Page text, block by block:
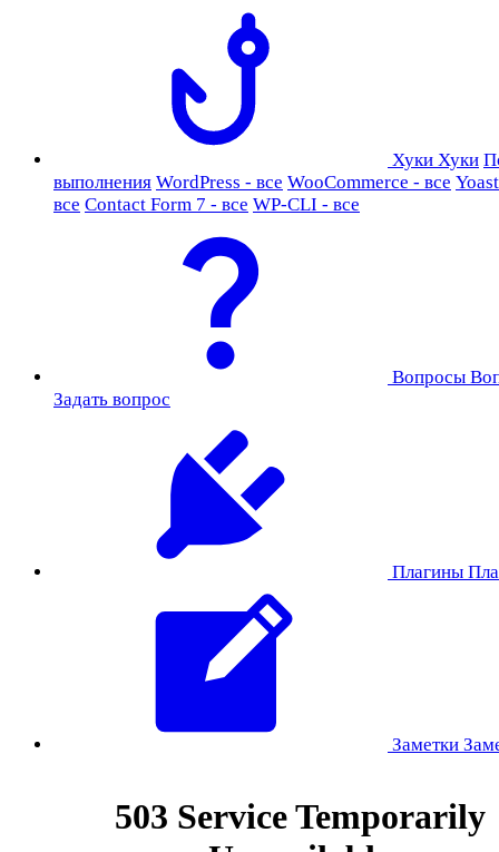
Хуки Хуки
выполнения WordPress - все WooCommerce - все
все Contact Form 7 - все WP-CLI - все
Вопросы
Задать вопрос
Плагины
Заметки